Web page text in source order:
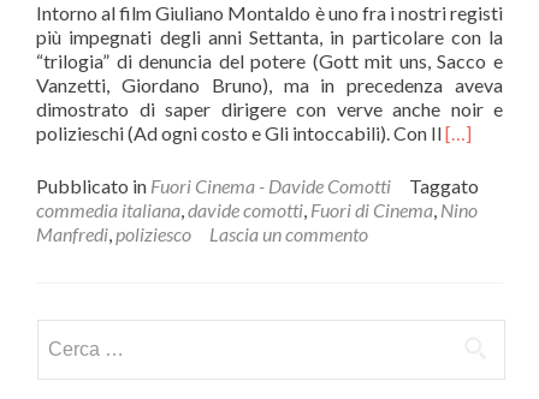
Intorno al film Giuliano Montaldo è uno fra i nostri registi
più impegnati degli anni Settanta, in particolare con la
“trilogia” di denuncia del potere (Gott mit uns, Sacco e
Vanzetti, Giordano Bruno), ma in precedenza aveva
dimostrato di saper dirigere con verve anche noir e
polizieschi (Ad ogni costo e Gli intoccabili). Con IlLeggi
piùIl
giocattolo
[…]
Pubblicato in Fuori Cinema - Davide Comotti
Taggato
commedia italiana,davide comotti, Fuori di Cinema, Nino
Manfredi,poliziesco Lascia un commento